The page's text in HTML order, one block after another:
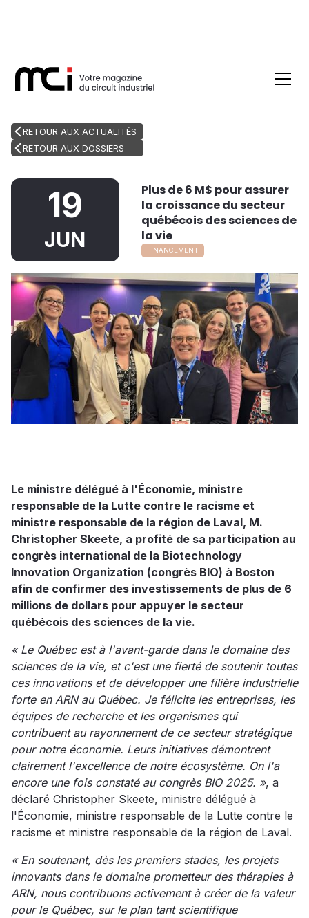
RETOUR AUX ACTUALITÉS
RETOUR AUX DOSSIERS
19
JUN
Plus de 6 M$ pour assurer
la croissance du secteur
québécois des sciences de
la vie
FINANCEMENT
Le ministre délégué à l'Économie, ministre
responsable de la Lutte contre le racisme et
ministre responsable de la région de Laval, M.
Christopher Skeete, a profité de sa participation au
congrès international de la Biotechnology
Innovation Organization (congrès BIO) à Boston
afin de confirmer des investissements de plus de 6
millions de dollars pour appuyer le secteur
québécois des sciences de la vie.
« Le Québec est à l'avant-garde dans le domaine des
sciences de la vie, et c'est une fierté de soutenir toutes
ces innovations et de développer une filière industrielle
forte en ARN au Québec. Je félicite les entreprises, les
équipes de recherche et les organismes qui
contribuent au rayonnement de ce secteur stratégique
pour notre économie. Leurs initiatives démontrent
clairement l'excellence de notre écosystème. On l'a
encore une fois constaté au congrès BIO 2025. », a
déclaré Christopher Skeete, ministre délégué à
l'Économie, ministre responsable de la Lutte contre le
racisme et ministre responsable de la région de Laval.
« En soutenant, dès les premiers stades, les projets
innovants dans le domaine prometteur des thérapies à
ARN, nous contribuons activement à créer de la valeur
pour le Québec, sur le plan tant scientifique